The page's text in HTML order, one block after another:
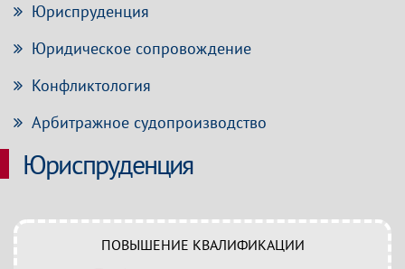
Юриспруденция
Юридическое сопровождение
Конфликтология
Арбитражное судопроизводство
Юриспруденция
ПОВЫШЕНИЕ КВАЛИФИКАЦИИ